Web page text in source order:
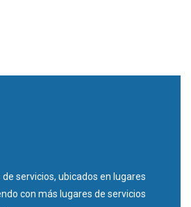
servicios, ubicados en lugares
con más lugares de servicios